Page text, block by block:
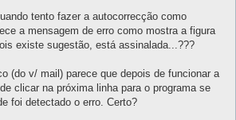
tento fazer a autocorrecção como
a mensagem de erro como mostra a figura
existe sugestão, está assinalada...???
(do v/ mail) parece que depois de funcionar a
clicar na próxima linha para o programa se
foi detectado o erro. Certo?